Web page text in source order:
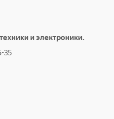
и электроники.
35